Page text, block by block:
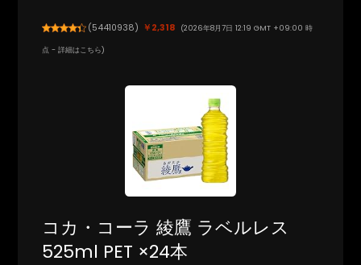
(54410938) ￥2,318 (2026年8月7日 12:19 GMT +09:00 時
点 -詳細はこちら)
コカ・コーラ 綾鷹 ラベルレス
525ml PET ×24本